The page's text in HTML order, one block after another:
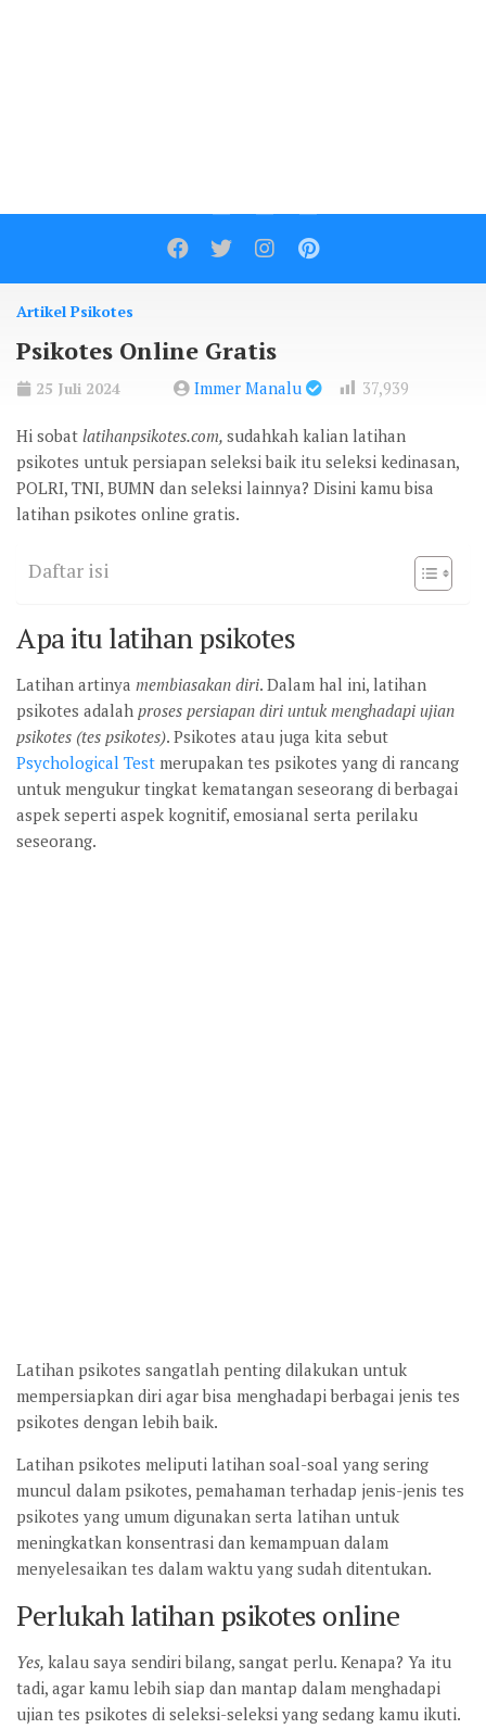
Artikel Psikotes
Psikotes Online Gratis
25 Juli 2024 Immer Manalu 37,939
Hi sobat latihanpsikotes.com, sudahkah kalian latihan
psikotes untuk persiapan seleksi baik itu seleksi kedinasan,
POLRI, TNI, BUMN dan seleksi lainnya? Disini kamu bisa
latihan psikotes online gratis.
Daftar isi
Apa itu latihan psikotes
Latihan artinya membiasakan diri. Dalam hal ini, latihan
psikotes adalah proses persiapan diri untuk menghadapi ujian
psikotes (tes psikotes). Psikotes atau juga kita sebut
Psychological Test merupakan tes psikotes yang di rancang
untuk mengukur tingkat kematangan seseorang di berbagai
aspek seperti aspek kognitif, emosianal serta perilaku
seseorang.
Latihan psikotes sangatlah penting dilakukan untuk
mempersiapkan diri agar bisa menghadapi berbagai jenis tes
psikotes dengan lebih baik.
Latihan psikotes meliputi latihan soal-soal yang sering
muncul dalam psikotes, pemahaman terhadap jenis-jenis tes
psikotes yang umum digunakan serta latihan untuk
meningkatkan konsentrasi dan kemampuan dalam
menyelesaikan tes dalam waktu yang sudah ditentukan.
Perlukah latihan psikotes online
Yes, kalau saya sendiri bilang, sangat perlu. Kenapa? Ya itu
tadi, agar kamu lebih siap dan mantap dalam menghadapi
ujian tes psikotes di seleksi-seleksi yang sedang kamu ikuti.